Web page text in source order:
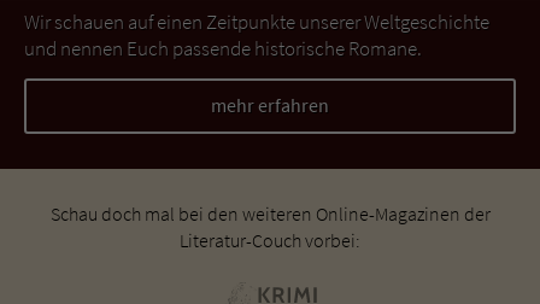
Wir schauen auf einen Zeitpunkte unserer Weltgeschichte
und nennen Euch passende historische Romane.
mehr erfahren
Schau doch mal bei den weiteren Online-Magazinen der
Literatur-Couch vorbei: